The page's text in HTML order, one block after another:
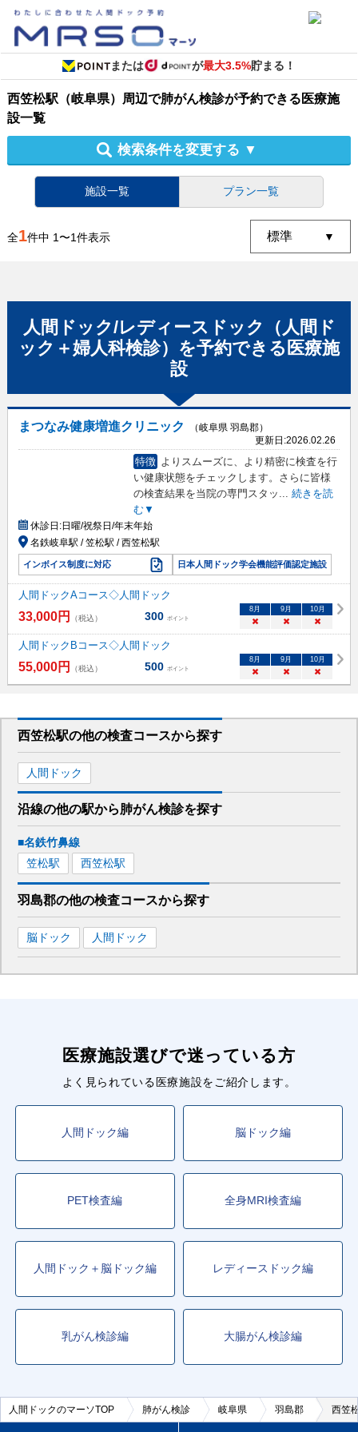
または が最大3.5%貯まる！
西笠松駅（岐阜県）周辺で肺がん検診が予約できる医療施
設一覧
検索条件を変更する ▼
施設一覧 プラン一覧
全1件中 1〜1件表示
人間ドック/レディースドック（人間ド
ック＋婦人科検診） を予約できる 医療施
設
まつなみ健康増進クリニック
（岐阜県 羽島郡）
更新日:2026.02.26
特徴 よりスムーズに、より精密に検査を行
い健康状態をチェックします。さらに皆様
の検査結果を当院の専門スタッ ... 続きを読
む▼
休診日:日曜/祝祭日/年末年始
名鉄岐阜駅 / 笠松駅 / 西笠松駅
インボイス制度に対応 日本人間ドック学会機能評価認定施設
人間ドックAコース◇人間ドック
33,000円 （税込） 300 ポイント
8月 9月 10月
× × ×
人間ドックBコース◇人間ドック
55,000円 （税込） 500 ポイント
8月 9月 10月
× × ×
西笠松駅の他の検査コースから探す
人間ドック
沿線の他の駅から肺がん検診を探す
■名鉄竹鼻線
笠松駅 西笠松駅
羽島郡の他の検査コースから探す
脳ドック 人間ドック
医療施設選びで迷っている方
よく見られている医療施設をご紹介します。
人間ドック編 脳ドック編
PET検査編 全身MRI検査編
人間ドック＋脳ドック編 レディースドック編
乳がん検診編 大腸がん検診編
人間ドックのマーソTOP 肺がん検診 岐阜県 羽島郡 西笠